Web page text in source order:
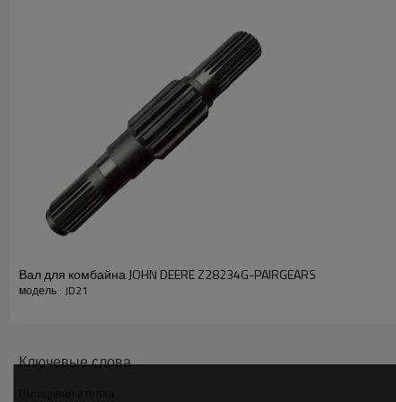
Вал для комбайна JOHN DEERE Z28234G-PAIRGEARS
модель : JD21
Ключевые слова